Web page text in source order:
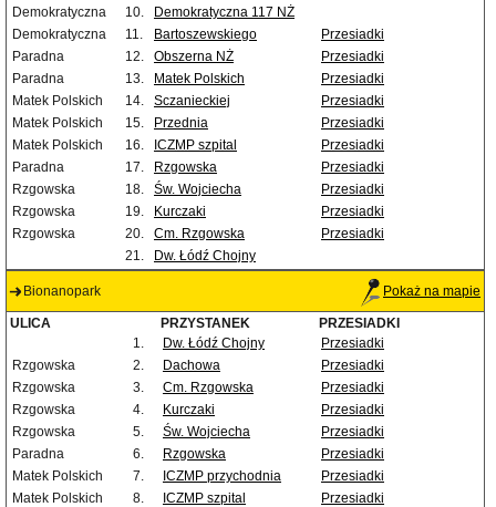
Demokratyczna
10.
Demokratyczna 117 NŻ
Demokratyczna
11. Bartoszewskiego
Przesiadki
Paradna
12. Obszerna NŻ
Przesiadki
Paradna
13. Matek Polskich
Przesiadki
Matek Polskich
14. Sczanieckiej
Przesiadki
Matek Polskich
15. Przednia
Przesiadki
Matek Polskich
16. ICZMP szpital
Przesiadki
Paradna
17. Rzgowska
Przesiadki
Rzgowska
18. Św. Wojciecha
Przesiadki
Rzgowska
19. Kurczaki
Przesiadki
Rzgowska
20. Cm. Rzgowska
Przesiadki
21.
Dw. Łódź Chojny
Bionanopark Pokaż na mapie
ULICA PRZYSTANEK
PRZESIADKI
1.
Dw. Łódź Chojny
Przesiadki
Rzgowska
2. Dachowa
Przesiadki
Rzgowska
3. Cm. Rzgowska
Przesiadki
Rzgowska
4. Kurczaki
Przesiadki
Rzgowska
5. Św. Wojciecha
Przesiadki
Paradna
6. Rzgowska
Przesiadki
Matek Polskich
7. ICZMP przychodnia
Przesiadki
Matek Polskich
8. ICZMP szpital Przesiadki